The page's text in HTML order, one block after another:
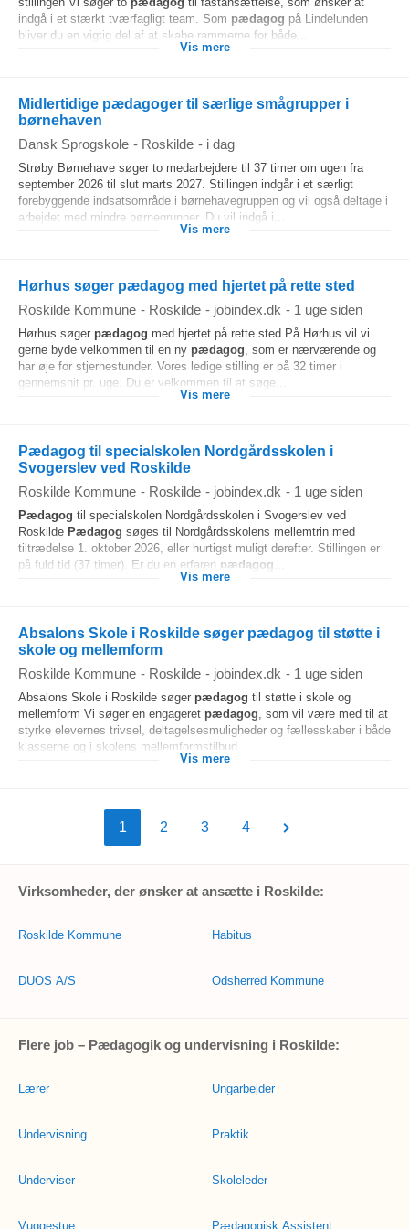
indgå i et stærkt tværfagligt team. Som pædagog på Lindelunden
bliver du en vigtig del af at skabe rammerne for både...
Vis mere
Midlertidige pædagoger til særlige smågrupper i
børnehaven
Dansk Sprogskole - Roskilde - i dag
Strøby Børnehave søger to medarbejdere til 37 timer om ugen fra
september 2026 til slut marts 2027. Stillingen indgår i et særligt
forebyggende indsatsområde i børnehavegruppen og vil også deltage i
arbejdet med mindre børnegrupper. Du vil indgå i...
Vis mere
Hørhus søger pædagog med hjertet på rette sted
Roskilde Kommune - Roskilde - jobindex.dk - 1 uge siden
Hørhus søger pædagog med hjertet på rette sted På Hørhus vil vi
gerne byde velkommen til en ny pædagog, som er nærværende og
har øje for stjernestunder. Vores ledige stilling er på 32 timer i
gennemsnit pr. uge. Du er velkommen til at søge...
Vis mere
Pædagog til specialskolen Nordgårdsskolen i
Svogerslev ved Roskilde
Roskilde Kommune - Roskilde - jobindex.dk - 1 uge siden
Pædagog til specialskolen Nordgårdsskolen i Svogerslev ved
Roskilde Pædagog søges til Nordgårdsskolens mellemtrin med
tiltrædelse 1. oktober 2026, eller hurtigst muligt derefter. Stillingen er
på fuld tid (37 timer). Er du en erfaren pædagog
Vis mere
Absalons Skole i Roskilde søger pædagog til støtte i
skole og mellemform
Roskilde Kommune - Roskilde - jobindex.dk - 1 uge siden
Absalons Skole i Roskilde søger pædagog til støtte i skole og
mellemform Vi søger en engageret pædagog, som vil være med til at
styrke elevernes trivsel, deltagelsesmuligheder og fællesskaber i både
klasserne og i skolens mellemformstilbud...
Vis mere
1 2 3 4
Virksomheder, der ønsker at ansætte i Roskilde:
Roskilde Kommune
DUOS A/S
Habitus
Odsherred Kommune
Flere job – Pædagogik og undervisning i Roskilde:
Lærer
Undervisning
Underviser
Vuggestue
Ungarbejder
Praktik
Skoleleder
Pædagogisk Assistent